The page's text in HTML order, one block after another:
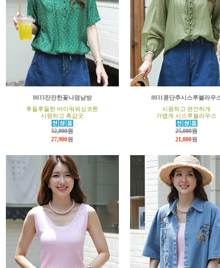
8033잔잔한꽃나염남방
후들후들한 바이워워싱코튼
시원하고 촉감굿
32,000원
27,900원
8031콩단추시스루블라우
시원하고 편안하게
가볍게 시스루블라우스
25,000원
21,800원